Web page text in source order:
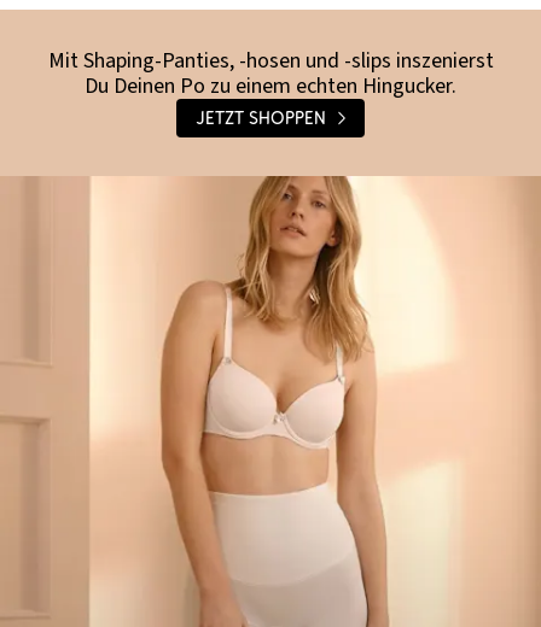
Mit Shaping-Panties, -hosen und -slips inszenierst
Du Deinen Po zu einem echten Hingucker.
Jetzt shoppen